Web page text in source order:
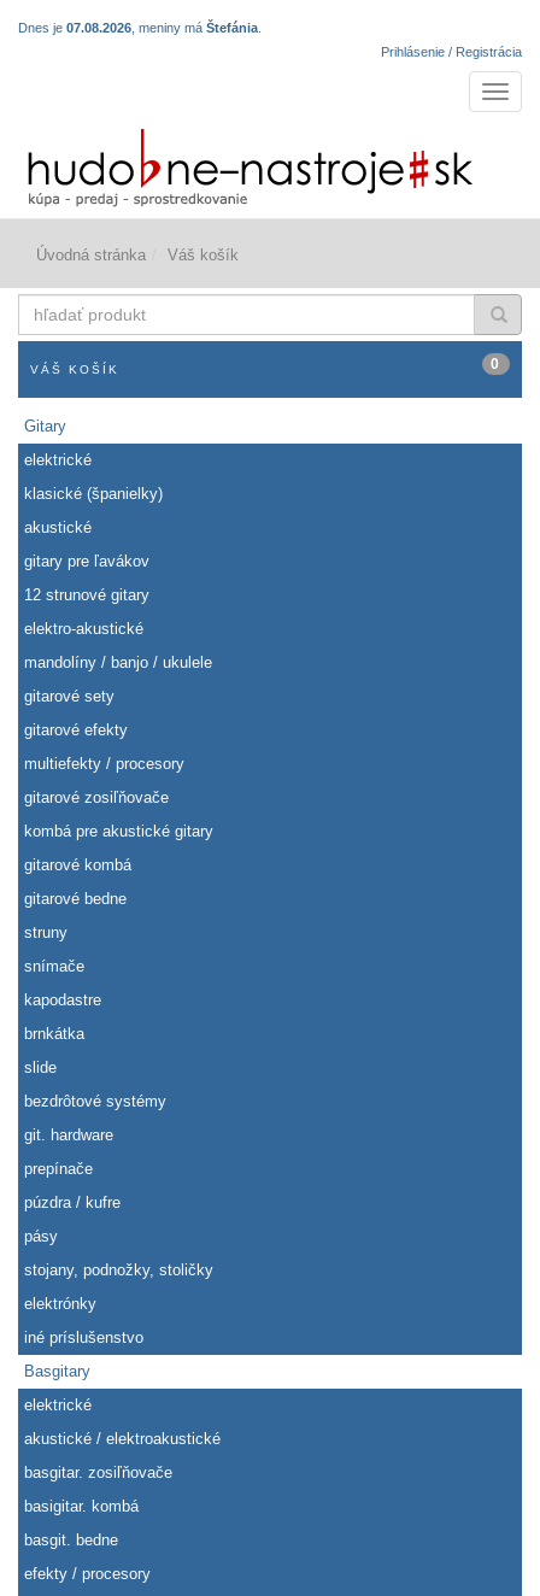
Dnes je 07.08.2026 , meniny má Štefánia
Prihlásenie / Registrácia
Úvodná stránka Váš košík
produkt
VÁŠ KOŠÍK 0
Gitary
elektrické
klasické (španielky)
akustické
gitary pre ľavákov
12 strunové gitary
elektro-akustické
mandolíny / banjo / ukulele
gitarové sety
gitarové efekty
multiefekty / procesory
gitarové zosiľňovače
kombá pre akustické gitary
gitarové kombá
gitarové bedne
struny
snímače
kapodastre
brnkátka
slide
bezdrôtové systémy
git. hardware
prepínače
púzdra / kufre
pásy
stojany, podnožky, stoličky
elektrónky
iné príslušenstvo
Basgitary
elektrické
akustické / elektroakustické
basgitar. zosiľňovače
basigitar. kombá
basgit. bedne
efekty / procesory